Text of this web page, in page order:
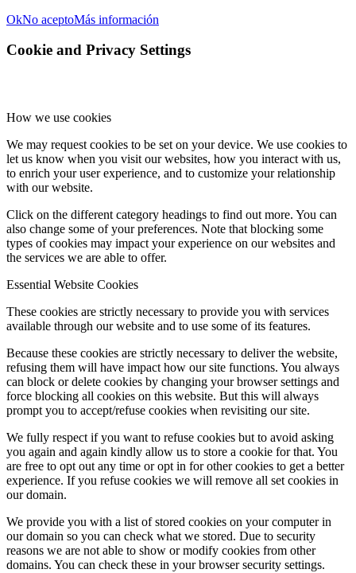
OkNo aceptoMás información
Cookie and Privacy Settings
How we use cookies
We may request cookies to be set on your device. We use cookies to
let us know when you visit our websites, how you interact with us,
to enrich your user experience, and to customize your relationship
with our website.
Click on the different category headings to find out more. You can
also change some of your preferences. Note that blocking some
types of cookies may impact your experience on our websites and
the services we are able to offer.
Essential Website Cookies
These cookies are strictly necessary to provide you with services
available through our website and to use some of its features.
Because these cookies are strictly necessary to deliver the website,
refusing them will have impact how our site functions. You always
can block or delete cookies by changing your browser settings and
force blocking all cookies on this website. But this will always
prompt you to accept/refuse cookies when revisiting our site.
We fully respect if you want to refuse cookies but to avoid asking
you again and again kindly allow us to store a cookie for that. You
are free to opt out any time or opt in for other cookies to get a better
experience. If you refuse cookies we will remove all set cookies in
our domain.
We provide you with a list of stored cookies on your computer in
our domain so you can check what we stored. Due to security
reasons we are not able to show or modify cookies from other
domains. You can check these in your browser security settings.